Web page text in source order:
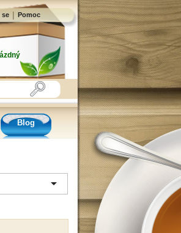
se | Pomoc
Blog
